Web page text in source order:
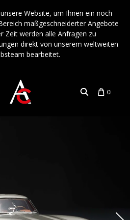
Website, um Ihnen ein noch
maßgeschneiderter Angebote
Zeit werden alle Anfragen zu
direkt von unserem weltweiten
bearbeitet.
0